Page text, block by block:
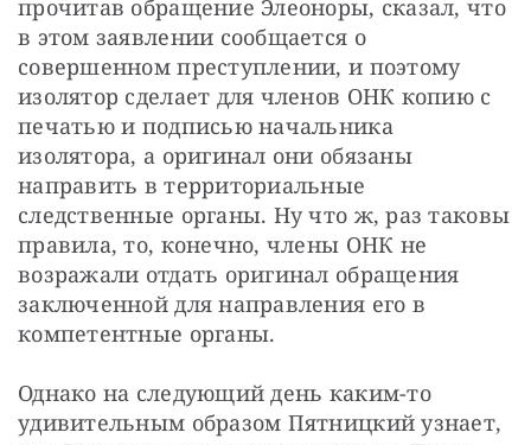
прочитав обращение Элеоноры, сказал, что
в этом заявлении сообщается о
совершенном преступлении, и поэтому
изолятор сделает для членов ОНК копию с
печатью и подписью начальника
изолятора, а оригинал они обязаны
направить в территориальные
следственные органы. Ну что ж, раз таковы
правила, то, конечно, члены ОНК не
возражали отдать оригинал обращения
заключенной для направления его в
компетентные органы.
Однако на следующий день каким-то
удивительным образом Пятницкий узнает,